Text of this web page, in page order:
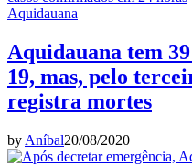
Aquidauana
Aquidauana tem
19, mas, pelo
registra mortes
by Aníbal20/08/2020